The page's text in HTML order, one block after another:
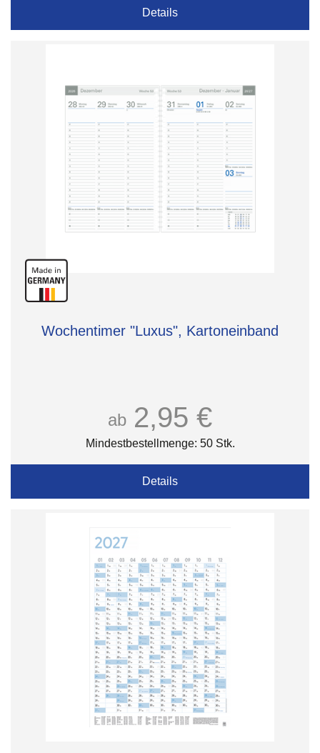
Details
Wochentimer "Luxus", Kartoneinband
ab 2,95 €
Mindestbestellmenge: 50 Stk.
Details